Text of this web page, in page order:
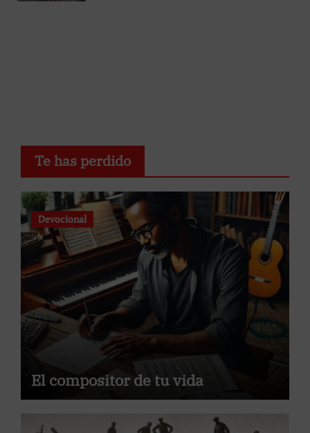
Te has perdido
Devocional
El compositor de tu vida